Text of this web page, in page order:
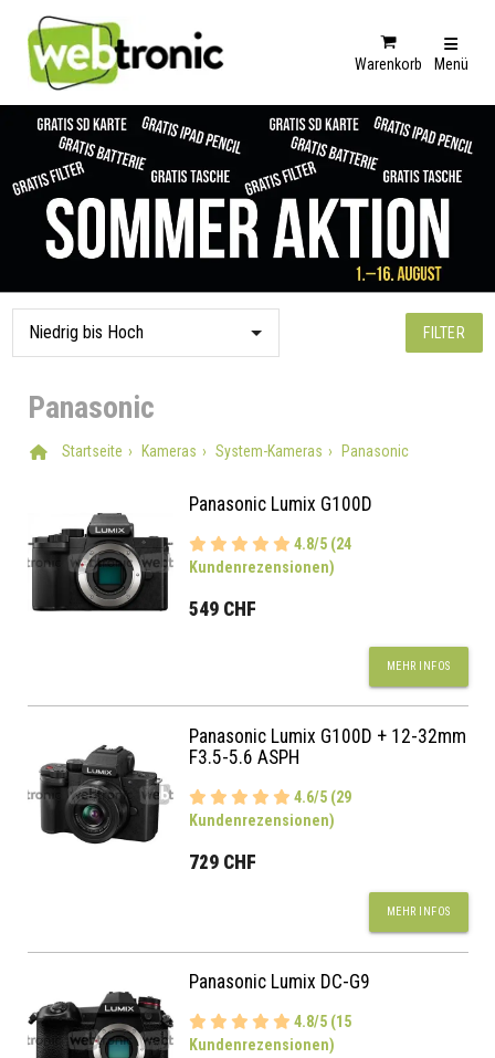
Warenkorb Menü
FILTER
Panasonic
Startseite Kameras System-Kameras Panasonic
Panasonic Lumix G100D
4.8/5 (24
Kundenrezensionen)
549 CHF
MEHR INFOS
Panasonic Lumix G100D + 12-32mm
F3.5-5.6 ASPH
4.6/5 (29
Kundenrezensionen)
729 CHF
MEHR INFOS
Panasonic Lumix DC-G9
4.8/5 (15
Kundenrezensionen)